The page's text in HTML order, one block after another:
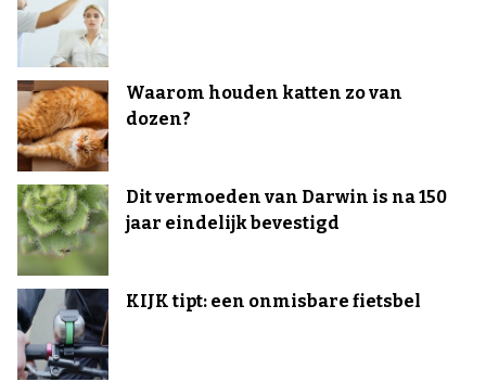
Waarom houden katten zo van
dozen?
Dit vermoeden van Darwin is na 150
jaar eindelijk bevestigd
KIJK tipt: een onmisbare fietsbel